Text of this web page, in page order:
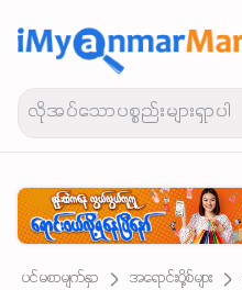
ပင်မစာမျက်နှာ အရောင်းပို့စ်များ